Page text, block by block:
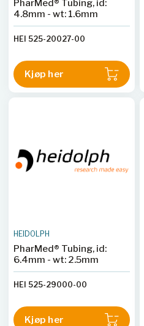
PharMed® Tubing, id:
4.8mm - wt: 1.6mm
HEI 525-20027-00
Kjøp her
HEIDOLPH
PharMed® Tubing, id:
6.4mm - wt: 2.5mm
HEI 525-29000-00
Kjøp her